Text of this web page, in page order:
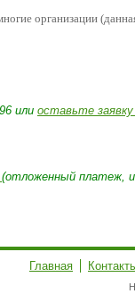
организации
или оставьте
(отложенный платеж,
Главная